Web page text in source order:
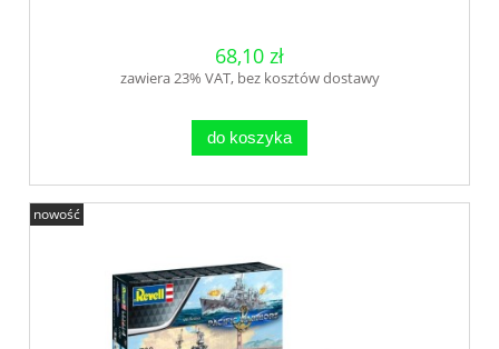
68,10 zł
zawiera 23% VAT, bez kosztów dostawy
do koszyka
nowość